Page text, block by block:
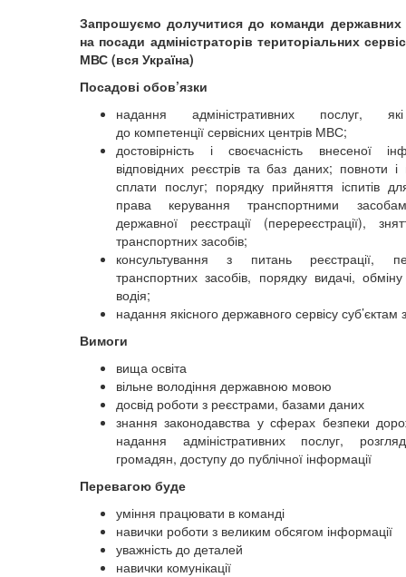
Запрошуємо долучитися до команди державних
на посади адміністраторів територіальних
МВС (вся Україна)
Посадові обов’язки
надання адміністративних послуг,
до компетенції сервісних центрів МВС;
достовірність і своєчасність внесеної
відповідних реєстрів та баз даних; повноти і
сплати послуг; порядку прийняття іспитів
права керування транспортними
державної реєстрації (перереєстрації),
транспортних засобів;
консультування з питань реєстрації,
транспортних засобів, порядку видачі,
водія;
надання якісного державного сервісу суб’єктам
Вимоги
вища освіта
вільне володіння державною мовою
досвід роботи з реєстрами, базами даних
знання законодавства у сферах безпеки
надання адміністративних послуг,
громадян, доступу до публічної інформації
Перевагою буде
уміння працювати в команді
навички роботи з великим обсягом інформації
уважність до деталей
навички комунікації